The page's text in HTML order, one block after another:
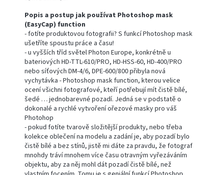
Popis a postup jak používat Photoshop mask
(EasyCap) function
- fotíte produktovou fotografii? S funkcí Photoshop mask
ušetříte spoustu práce a času!
- u vyšších tříd světel Photon Europe, konkrétně u
bateriových HD-TTL-610/PRO, HD-HSS-60, HD-400/PRO
nebo síťových DM-4/6, DPE-600/800 přibyla nová
vychytávka - Photoshop mask function, kterou velice
ocení všichni fotografové, kteří potřebují mít čistě bílé,
šedé … jednobarevné pozadí. Jedná se v podstatě o
dokonalé a rychlé vytvoření ořezové masky pro váš
Photohop
- pokud fotíte tvarově složitější produkty, nebo třeba
kolekce oblečení na modelu a zadání je, aby pozadí bylo
čistě bílé a bez stínů, jistě mi dáte za pravdu, že fotograf
mnohdy tráví mnohem více času otravným vyřezáváním
objektu, aby za něj mohl dát pozadí čistě bílé, než